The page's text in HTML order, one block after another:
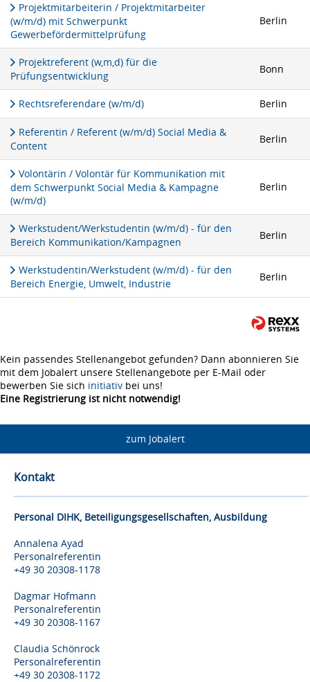
Projektmitarbeiterin / Projektmitarbeiter
(w/m/d) mit Schwerpunkt
Gewerbefördermittelprüfung
Berlin
Projektreferent (w,m,d) für die
Prüfungsentwicklung
Bonn
Rechtsreferendare (w/m/d) Berlin
Referentin / Referent (w/m/d) Social Media &
Content
Berlin
Volontärin / Volontär für Kommunikation mit
dem Schwerpunkt Social Media & Kampagne
(w/m/d)
Berlin
Werkstudent/Werkstudentin (w/m/d) - für den
Bereich Kommunikation/Kampagnen
Berlin
Werkstudentin/Werkstudent (w/m/d) - für den
Bereich Energie, Umwelt, Industrie
Berlin
Kein passendes Stellenangebot gefunden? Dann abonnieren Sie
mit dem Jobalert unsere Stellenangebote per E-Mail oder
bewerben Sie sich initiativ bei uns!
Eine Registrierung ist nicht notwendig!
zum Jobalert
Kontakt
Personal DIHK, Beteiligungsgesellschaften, Ausbildung
Annalena Ayad
Personalreferentin
+49 30 20308-1178
Dagmar Hofmann
Personalreferentin
+49 30 20308-1167
Claudia Schönrock
Personalreferentin
+49 30 20308-1172